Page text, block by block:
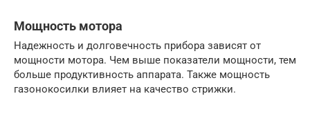
Мощность мотора
Надежность и долговечность прибора зависят от
мощности мотора. Чем выше показатели мощности, тем
больше продуктивность аппарата. Также мощность
газонокосилки влияет на качество стрижки.